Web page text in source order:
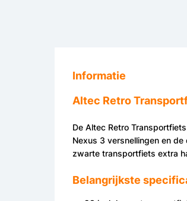
Informatie
Altec Retro
De Altec Retro
Nexus 3 versnellingen en
zwarte transportfiets extra
Belangrijkste